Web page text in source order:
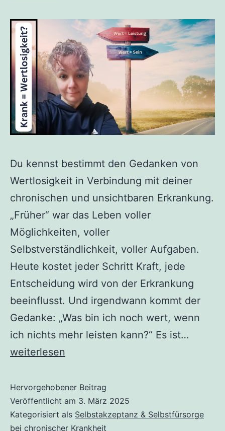
Du kennst bestimmt den Gedanken von
Wertlosigkeit in Verbindung mit deiner
chronischen und unsichtbaren Erkrankung.
„Früher“ war das Leben voller
Möglichkeiten, voller
Selbstverständlichkeit, voller Aufgaben.
Heute kostet jeder Schritt Kraft, jede
Entscheidung wird von der Erkrankung
beeinflusst. Und irgendwann kommt der
Gedanke: „Was bin ich noch wert, wenn
ich nichts mehr leisten kann?“ Es ist…
Wertlos
weil
ich
keine
weiterlesen
Hervorgehobener Beitrag
Veröffentlicht am 3. März 2025
Kategorisiert als Selbstakzeptanz & Selbstfürsorge
bei chronischer Krankheit